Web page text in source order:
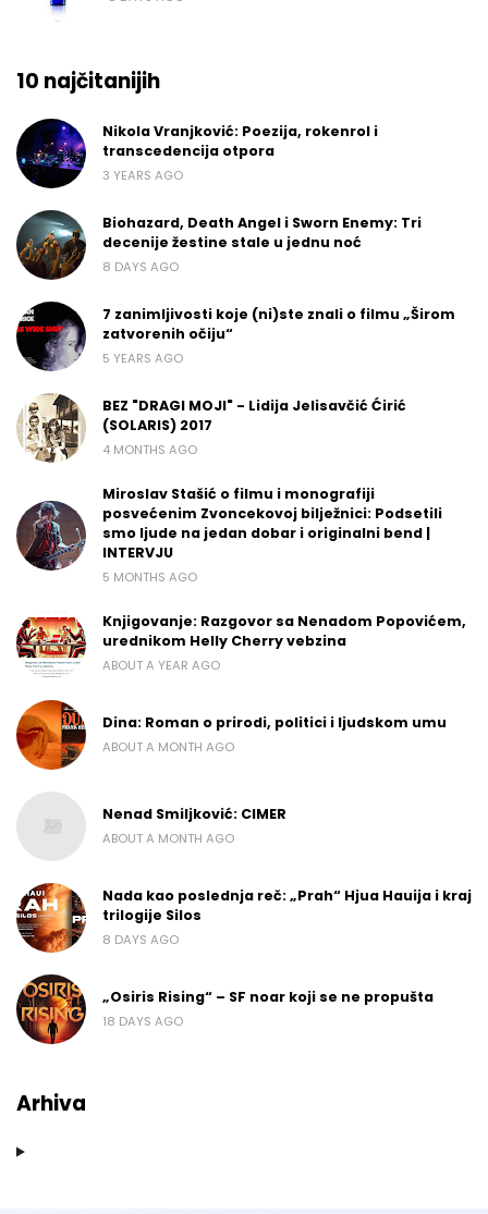
10 najčitanijih
Nikola Vranjković: Poezija, rokenrol i
transcedencija otpora
3 YEARS AGO
Biohazard, Death Angel i Sworn Enemy: Tri
decenije žestine stale u jednu noć
8 DAYS AGO
7 zanimljivosti koje (ni)ste znali o filmu „Širom
zatvorenih očiju“
5 YEARS AGO
BEZ "DRAGI MOJI" - Lidija Jelisavčić Ćirić
(SOLARIS) 2017
4 MONTHS AGO
Miroslav Stašić o filmu i monografiji
posvećenim Zvoncekovoj bilježnici: Podsetili
smo ljude na jedan dobar i originalni bend |
INTERVJU
5 MONTHS AGO
Knjigovanje: Razgovor sa Nenadom Popovićem,
urednikom Helly Cherry vebzina
ABOUT A YEAR AGO
Dina: Roman o prirodi, politici i ljudskom umu
ABOUT A MONTH AGO
Nenad Smiljković: CIMER
ABOUT A MONTH AGO
Nada kao poslednja reč: „Prah“ Hjua Hauija i kraj
trilogije Silos
8 DAYS AGO
„Osiris Rising“ – SF noar koji se ne propušta
18 DAYS AGO
Arhiva